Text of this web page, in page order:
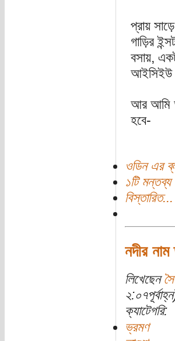
প্রায়
গাড়ির
বসায়,
আইসিইউ
আর আমি
হবে-
ওডিন এর
১টি মন্তব্য
বিস্তারিত...
নদীর
লিখেছেন
ক্যাটেগরি:
ভ্রমণ